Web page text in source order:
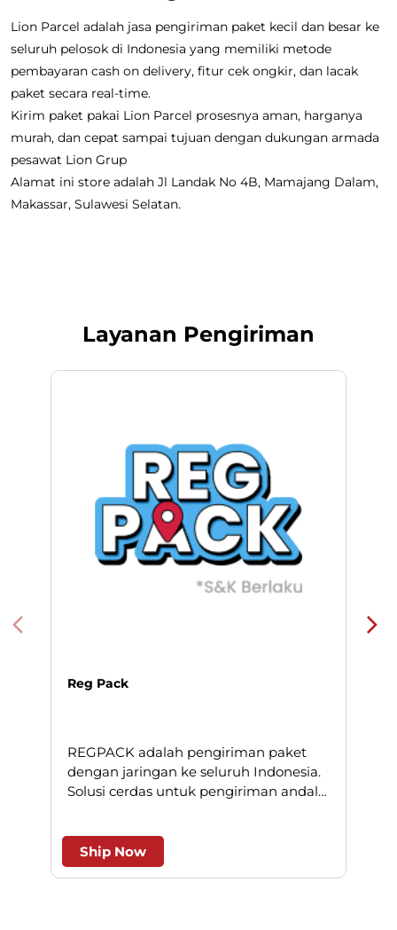
Lion Parcel adalah jasa pengiriman paket kecil dan besar ke
seluruh pelosok di Indonesia yang memiliki metode
pembayaran cash on delivery, fitur cek ongkir, dan lacak
paket secara real-time.
Kirim paket pakai Lion Parcel prosesnya aman, harganya
murah, dan cepat sampai tujuan dengan dukungan armada
pesawat Lion Grup
Alamat ini store adalah Jl Landak No 4B, Mamajang Dalam,
Makassar, Sulawesi Selatan.
Layanan Pengiriman
Reg Pack
REGPACK adalah pengiriman paket
dengan jaringan ke seluruh Indonesia.
Solusi cerdas untuk pengiriman andal
Ship Now